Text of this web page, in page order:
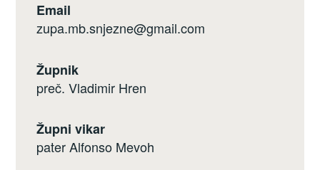
Email
zupa.mb.snjezne@gmail.com
Župnik
preč. Vladimir Hren
Župni vikar
pater Alfonso Mevoh